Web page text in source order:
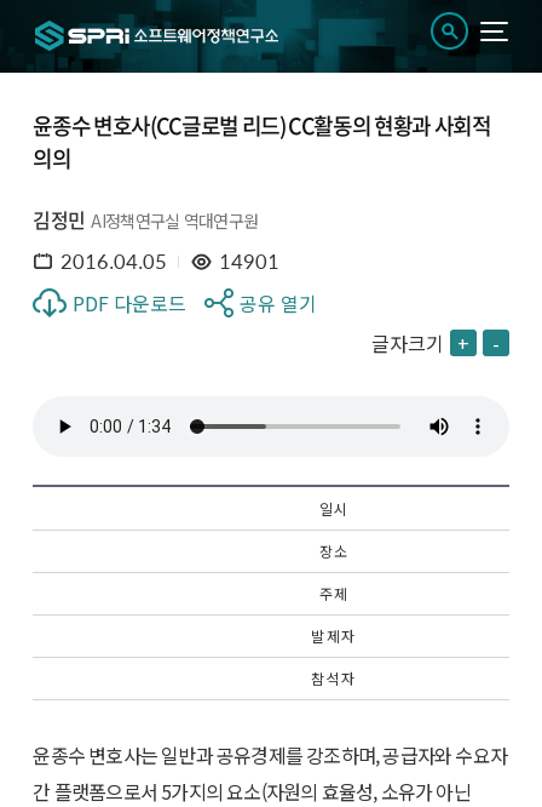
윤종수 변호사(CC글로벌 리드) CC활동의 현황과 사회적
의의
김정민 AI정책연구실 역대연구원
2016.04.05 14901
PDF 다운로드
공유 열기
글자크기 + -
일 시
장 소
주 제
발 제 자
참 석 자
윤종수 변호사는 일반과 공유경제를 강조하며, 공급자와 수요자
간 플랫폼으로서 5가지의 요소(자원의 효율성, 소유가 아닌